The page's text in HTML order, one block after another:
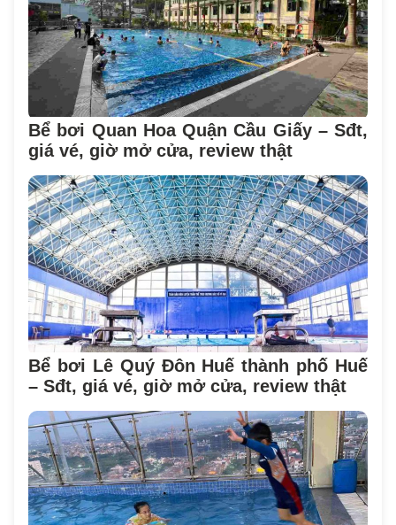
Bể bơi Quan Hoa Quận Cầu Giấy – Sđt,
giá vé, giờ mở cửa, review thật
Bể bơi Lê Quý Đôn Huế thành phố Huế
– Sđt, giá vé, giờ mở cửa, review thật